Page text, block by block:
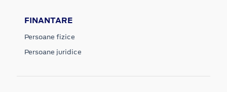
FINANTARE
Persoane fizice
Persoane juridice